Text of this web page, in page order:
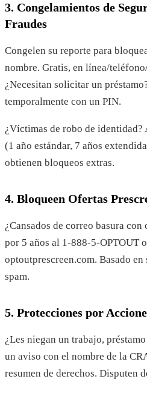
3. Congelamientos de
Fraudes
Congelen su reporte para
nombre. Gratis, en línea/
¿Necesitan solicitar un
temporalmente con un PIN.
¿Víctimas de robo de identidad?
(1 año estándar, 7 años
obtienen bloqueos extras.
4. Bloqueen Ofertas
¿Cansados de correo basura
por 5 años al 1-888-5-OPTOUT
optoutprescreen.com. Basado
spam.
5. Protecciones por
¿Les niegan un trabajo,
un aviso con el nombre de la
resumen de derechos. Disputen